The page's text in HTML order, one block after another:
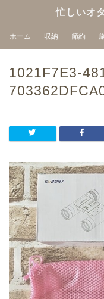
忙しいオ
ホーム 収納 節約
1021F7E3-